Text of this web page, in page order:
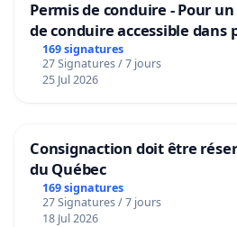
Permis de conduire - Pour
de conduire accessible dans
Bruxelles
169 signatures
27 Signatures / 7 jours
25 Jul 2026
Consignaction doit être
du Québec
169 signatures
27 Signatures / 7 jours
18 Jul 2026